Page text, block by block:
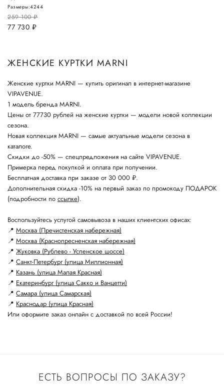
259 100руб.
77 730 руб.
Размеры:4244
ЖЕНСКИЕ КУРТКИ MARNI
Женские куртки MARNI — купить оригинал в интернет-магазине
VIPAVENUE.
1 модель бренда MARNI.
Цены от 77730 рублей на женские куртки — модели новой коллекции
сезона.
Новая коллекция MARNI — самые актуальные модели сезона в
каталоге.
Скидки до -50% — спецпредложения на сайте VIPAVENUE.
Примерка перед покупкой и оплата при получении.
Бесплатная доставка при заказе от 30 000 ₽.
Дополнительная скидка -10% на первый заказ по промокоду ПОДАРОК
(подробности по ссылке).
Воспользуйтесь услугой самовывоза в наших клиентских офисах:
📍 Москва (Пречистенская набережная)
📍 Москва (Краснопресненская набережная)
📍 Жуковка (Рублево - Успенское шоссе)
📍 Санкт-Петербург (улица Миллионная)
📍 Казань (улица Малая Красная)
📍 Екатеринбург (улица Сакко и Ванцетти)
📍 Самара (улица Самарская)
📍 Краснодар (улица Красная)
Или оформите заказ онлайн с доставкой по всей России!
ЕСТЬ ВОПРОСЫ ПО ЗАКАЗУ?